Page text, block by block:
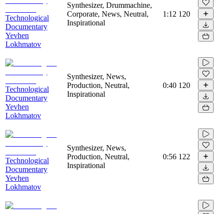
Technological
Documentary
Yevhen
Lokhmatov
Synthesizer, Drummachine,
Corporate, News, Neutral,
Inspirational
1:12 120
Technological
Documentary
Yevhen
Lokhmatov
Synthesizer, News,
Production, Neutral,
Inspirational
0:40 120
Technological
Documentary
Yevhen
Lokhmatov
Synthesizer, News,
Production, Neutral,
Inspirational
0:56 122